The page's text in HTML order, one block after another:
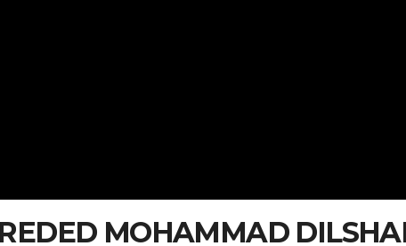
MOHAMMAD